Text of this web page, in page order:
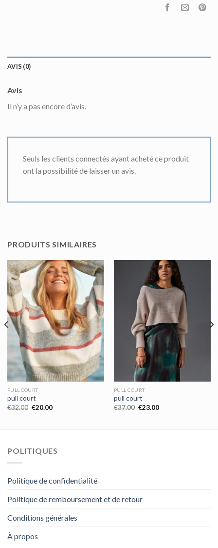
AVIS (0)
Avis
Il n’y a pas encore d’avis.
Seuls les clients connectés ayant acheté ce produit
ont la possibilité de laisser un avis.
PRODUITS SIMILAIRES
PULL COURT
pull court
€32.00 €20.00
PULL COURT
pull court
€37.00 €23.00
POLITIQUES
Politique de confidentialité
Politique de remboursement et de retour
Conditions générales
À propos